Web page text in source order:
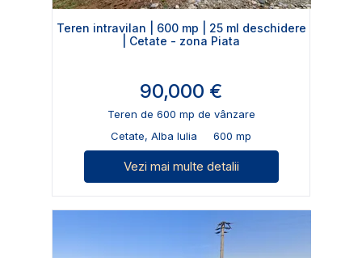
Teren intravilan | 600 mp | 25 ml deschidere
| Cetate - zona Piata
90,000 €
Teren de 600 mp de vânzare
Cetate, Alba Iulia
600 mp
Vezi mai multe detalii